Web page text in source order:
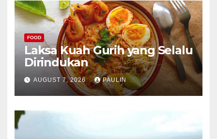
FOOD
Laksa Kuah Gurih yang Selalu
Dirindukan
AUGUST 7, 2026 PAULIN